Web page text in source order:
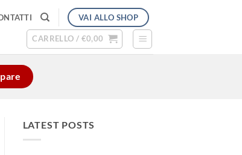
VAI ALLO SHOP
CARRELLO / €0,00
LATEST POSTS